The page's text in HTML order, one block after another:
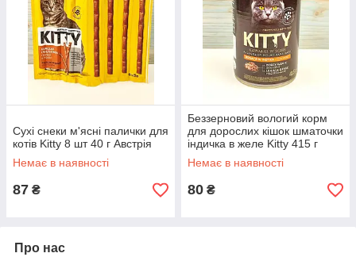
Сухі снеки м'ясні палички для
котів Kitty 8 шт 40 г Австрія
Немає в наявності
87 ₴
Беззерновий вологий корм
для дорослих кішок шматочки
індичка в желе Kitty 415 г
Польща
Немає в наявності
80 ₴
Про нас